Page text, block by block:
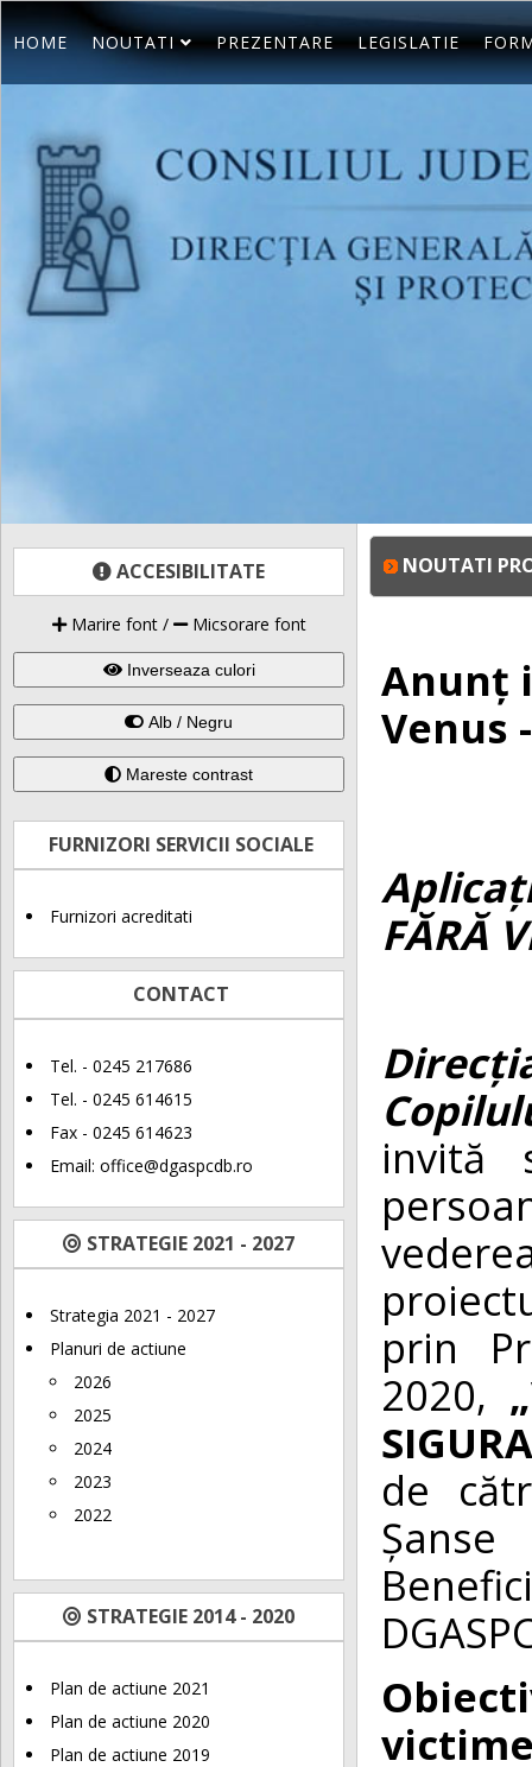
HOME NOUTATI PREZENTARE LEGISLATIE
ACCESIBILITATE
Marire font/ Micsorare font
Inverseaza culori
Alb / Negru
Mareste contrast
FURNIZORI SERVICII SOCIALE
Furnizori acreditati
CONTACT
Tel. - 0245 217686
Tel. - 0245 614615
Fax - 0245 614623
Email: office@dgaspcdb.ro
STRATEGIE 2021 - 2027
Strategia 2021 - 2027
Planuri de actiune
2026
2025
2024
2023
2022
STRATEGIE 2014 - 2020
Plan de actiune 2021
Plan de actiune 2020
Plan de actiune 2019
NOUTATI
Anunț
Venus
Aplica
FĂRĂ
invită
prin
2020,
de